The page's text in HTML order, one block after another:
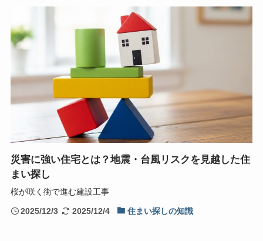
災害に強い住宅とは？地震・台風リスクを見越した住
まい探し
桜が咲く街で進む建設工事
2025/12/3 2025/12/4 住まい探しの知識